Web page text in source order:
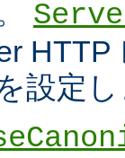
設定